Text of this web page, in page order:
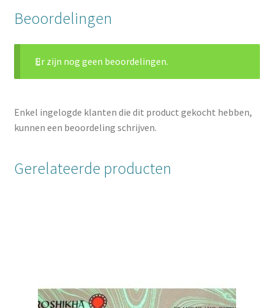
Beoordelingen
Er zijn nog geen beoordelingen.
Enkel ingelogde klanten die dit product gekocht hebben,
kunnen een beoordeling schrijven.
Gerelateerde producten